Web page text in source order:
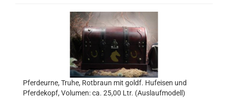
Pferdeurne, Truhe, Rotbraun mit goldf. Hufeisen und
Pferdekopf, Volumen: ca. 25,00 Ltr. (Auslaufmodell)